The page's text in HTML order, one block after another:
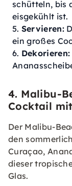
schütteln, bis
eisgekühlt ist.
Servieren:
ein großes
Dekorieren:
4. Malibu-
Cocktail
Der Malibu-
den
Curaçao,
dieser
Glas.